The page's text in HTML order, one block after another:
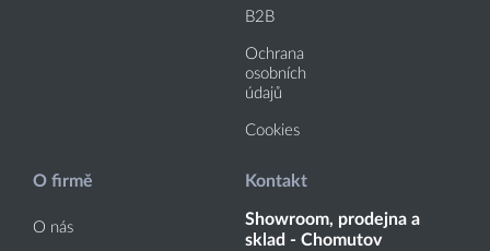
B2B
Ochrana
osobních
údajů
Cookies
O firmě
O nás
Kontakt
Showroom, prodejna a
sklad - Chomutov